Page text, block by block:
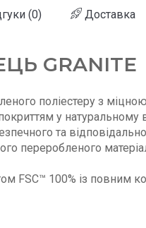
(0) Доставка
GRANITE
поліестеру з
у натуральному
та
переробленого
FSC™ 100% із повним